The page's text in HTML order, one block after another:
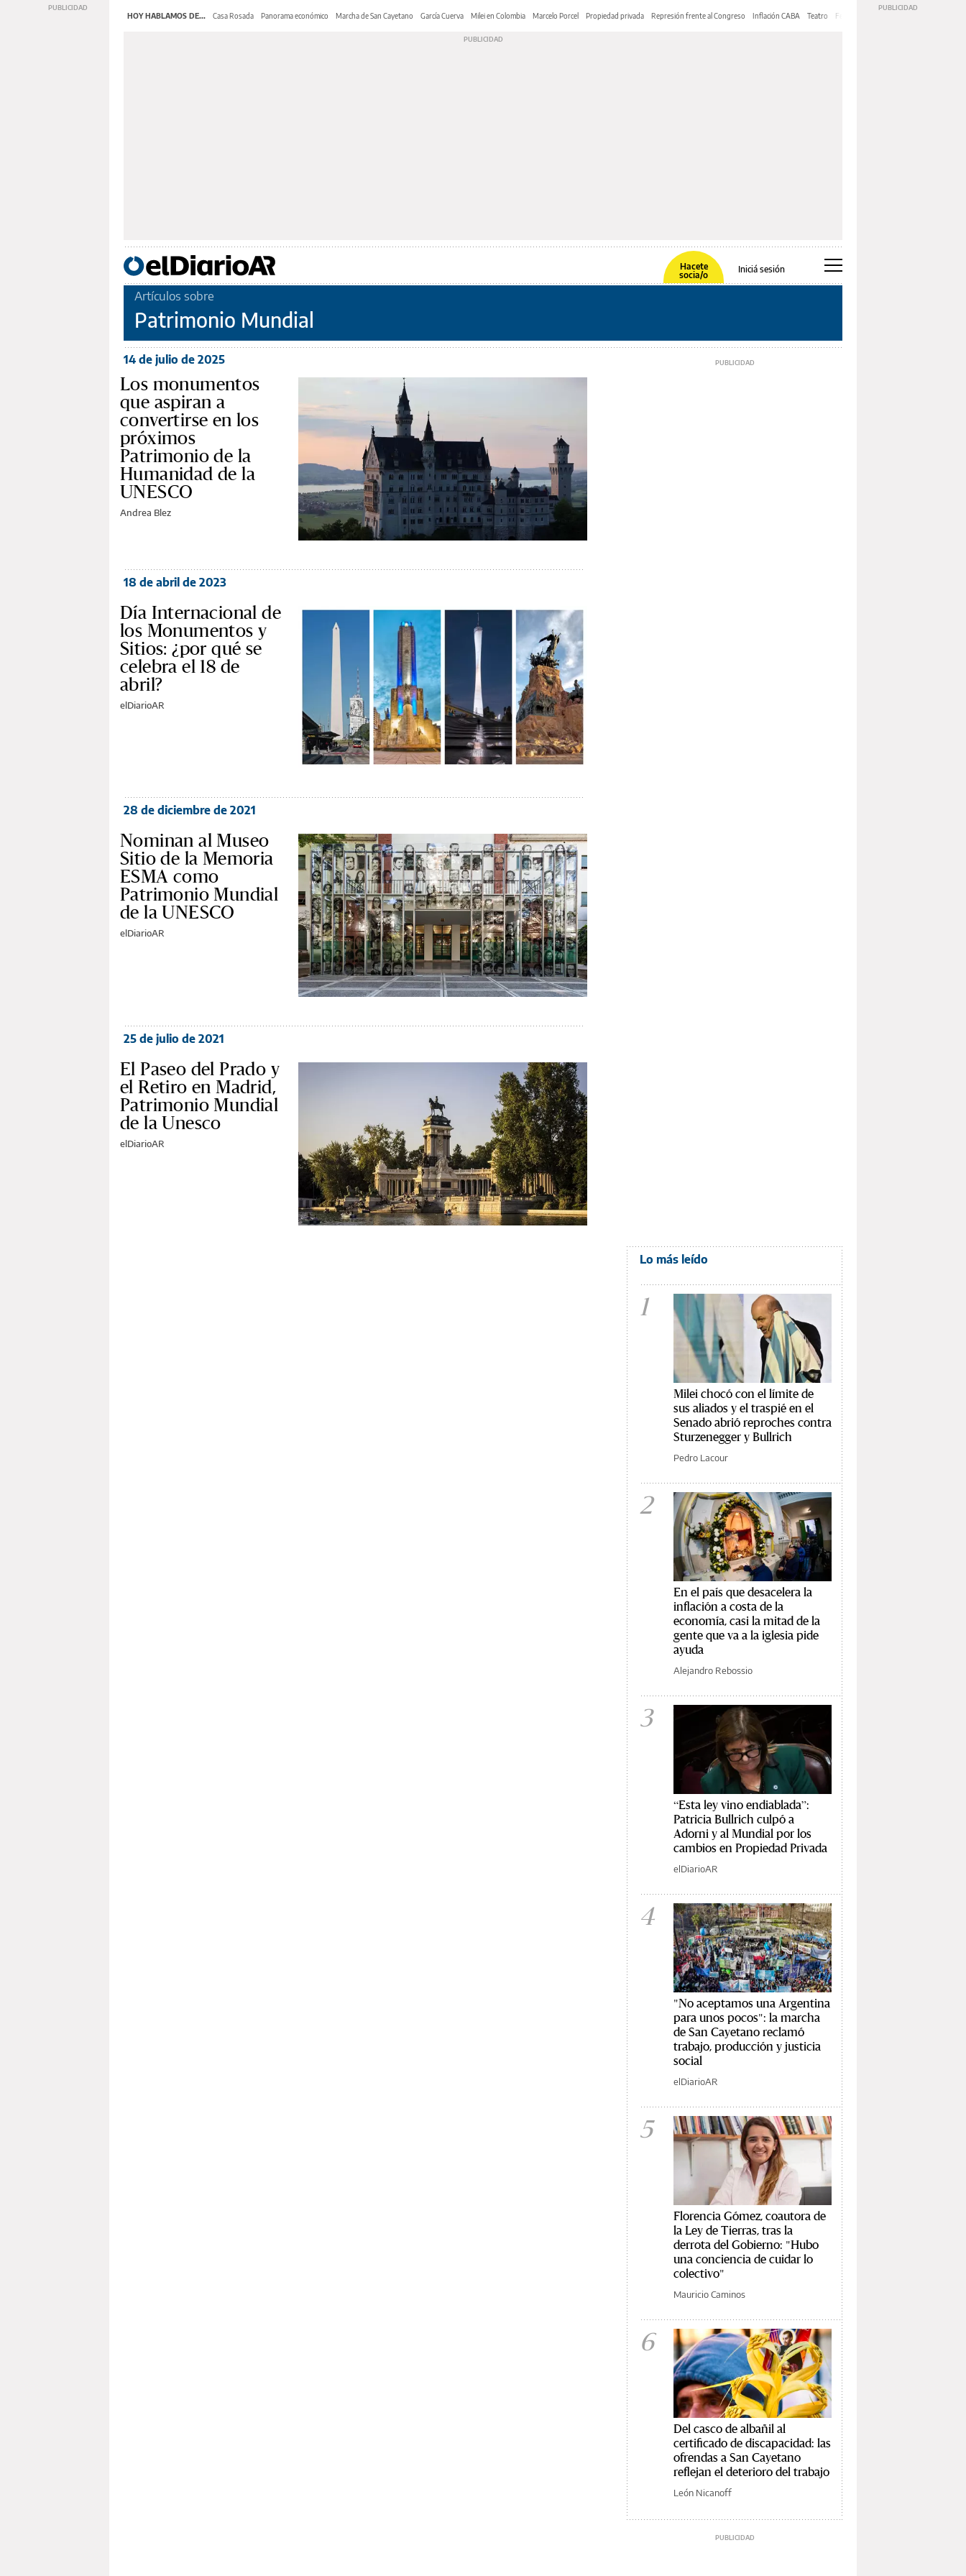
HOY HABLAMOS DE... Casa Rosada Panorama económico Marcha de San Cayetano García Cuerva Milei en Colombia Marcelo Porcel Propiedad privada Represión frente al Congreso Inflación CABA Teatro Feria de Editores
Hacete
socia/o
Iniciá sesión
Artículos sobre
Patrimonio Mundial
14 de julio de 2025
Los monumentos
que aspiran a
convertirse en los
próximos
Patrimonio de la
Humanidad de la
UNESCO
Andrea Blez
18 de abril de 2023
Día Internacional de
los Monumentos y
Sitios: ¿por qué se
celebra el 18 de
abril?
elDiarioAR
28 de diciembre de 2021
Nominan al Museo
Sitio de la Memoria
ESMA como
Patrimonio Mundial
de la UNESCO
elDiarioAR
25 de julio de 2021
El Paseo del Prado y
el Retiro en Madrid,
Patrimonio Mundial
de la Unesco
elDiarioAR
Lo más leído
1
Milei chocó con el límite de
sus aliados y el traspié en el
Senado abrió reproches contra
Sturzenegger y Bullrich
Pedro Lacour
2
En el país que desacelera la
inflación a costa de la
economía, casi la mitad de la
gente que va a la iglesia pide
ayuda
Alejandro Rebossio
3
“Esta ley vino endiablada”:
Patricia Bullrich culpó a
Adorni y al Mundial por los
cambios en Propiedad Privada
elDiarioAR
4
"No aceptamos una Argentina
para unos pocos": la marcha
de San Cayetano reclamó
trabajo, producción y justicia
social
elDiarioAR
5
Florencia Gómez, coautora de
la Ley de Tierras, tras la
derrota del Gobierno: "Hubo
una conciencia de cuidar lo
colectivo"
Mauricio Caminos
6
Del casco de albañil al
certificado de discapacidad: las
ofrendas a San Cayetano
reflejan el deterioro del trabajo
León Nicanoff